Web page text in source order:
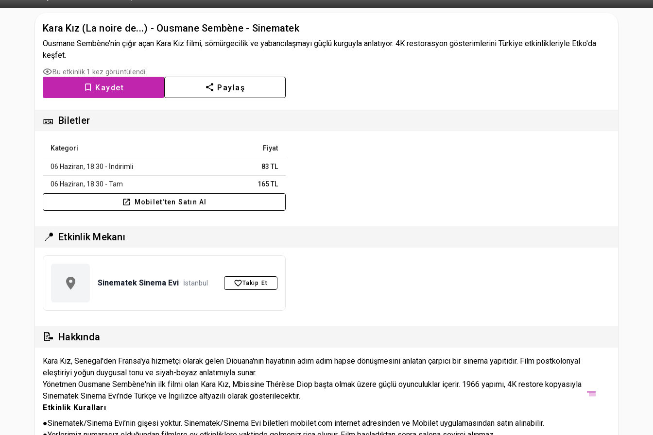
Kara Kız (La noire de...) - Ousmane Sembène - Sinematek
Ousmane Sembène’nin çığır açan Kara Kız filmi, sömürgecilik ve yabancılaşmayı güçlü kurguyla anlatıyor. 4K restorasyon gösterimlerini Türkiye etkinlikleriyle Etko'da
keşfet.
Bu etkinlik 1 kez görüntülendi.
Kaydet Paylaş
🎫 Biletler
Kategori Fiyat
06 Haziran, 18:30 - İndirimli 83 TL
06 Haziran, 18:30 - Tam 165 TL
Mobilet'ten Satın Al
📍 Etkinlik Mekanı
Sinematek Sinema Evi · İstanbul Takip Et
📝 Hakkında
Kara Kız, Senegal'den Fransa'ya hizmetçi olarak gelen Diouana'nın hayatının adım adım hapse dönüşmesini anlatan çarpıcı bir sinema yapıtıdır. Film postkolonyal
eleştiriyi yoğun duygusal tonu ve siyah-beyaz anlatımıyla sunar.
Yönetmen Ousmane Sembène'nin ilk filmi olan Kara Kız, Mbissine Thérèse Diop başta olmak üzere güçlü oyunculuklar içerir. 1966 yapımı, 4K restore kopyasıyla
Sinematek Sinema Evi'nde Türkçe ve İngilizce altyazılı olarak gösterilecektir.
Etkinlik Kuralları
●Sinematek/Sinema Evi’nin gişesi yoktur. Sinematek/Sinema Evi biletleri mobilet.com internet adresinden ve Mobilet uygulamasından satın alınabilir.